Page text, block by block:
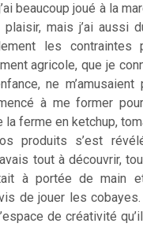
beaucoup joué à la
plaisir, mais j’ai aussi
les contraintes
agricole, que je
ne m’amusaient
à me former
la ferme en ketchup,
produits s’est
tout à découvrir,
à portée de main
de jouer les
de créativité